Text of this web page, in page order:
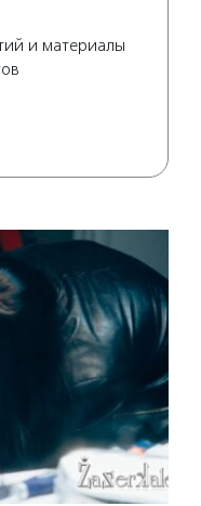
и материалы